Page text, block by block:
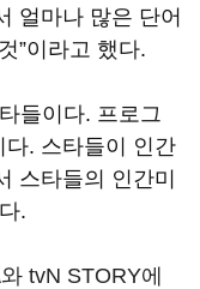
얼마나 많은 단어
”이라고 했다.
들이다. 프로그
다. 스타들이 인간
스타들의 인간미
.
와 tvN STORY에